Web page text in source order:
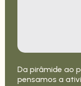
Da pirâmide ao
pensamos a